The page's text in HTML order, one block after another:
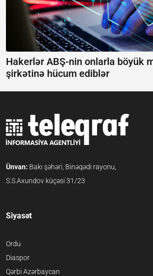
Hakerlər ABŞ-nin onlarla böyük
şirkətinə hücum ediblər
Ünvan: Bakı şəhəri, Binəqədi rayonu,
S.S.Axundov küçəsi 31/23
Siyasət
Ordu
Diaspor
Qərbi Azərbaycan